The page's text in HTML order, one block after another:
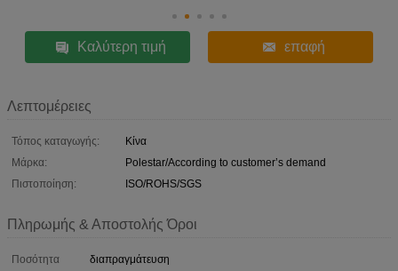
Καλύτερη τιμή επαφή
Λεπτομέρειες
Τόπος καταγωγής:
Κίνα
Μάρκα:
Polestar/According to customer’s demand
Πιστοποίηση:
ISO/ROHS/SGS
Πληρωμής & Αποστολής Όροι
Ποσότητα
διαπραγμάτευση